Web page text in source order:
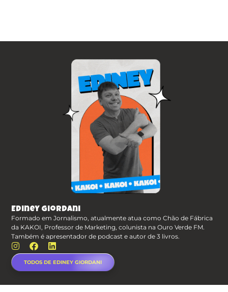
Ediney Giordani
Formado em Jornalismo, atualmente atua como Chão de Fábrica
da KAKOI, Professor de Marketing, colunista na Ouro Verde FM.
Também é apresentador de podcast e autor de 3 livros.
TODOS DE EDINEY GIORDANI